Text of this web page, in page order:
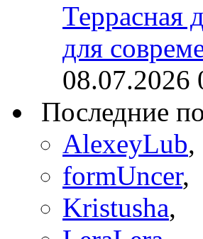
Террасная
для
08.07.2026
Последние
AlexeyLub,
formUncer,
Kristusha,